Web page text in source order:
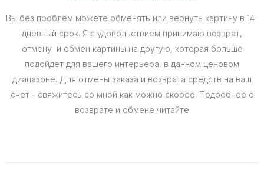
Вы без проблем можете обменять или вернуть картину в 14-
дневный срок. Я с удовольствием принимаю возврат,
отмену и обмен картины на другую, которая больше
подойдет для вашего интерьера, в данном ценовом
диапазоне. Для отмены заказа и возврата средств на ваш
счет - свяжитесь со мной как можно скорее. Подробнее о
возврате и обмене читайте